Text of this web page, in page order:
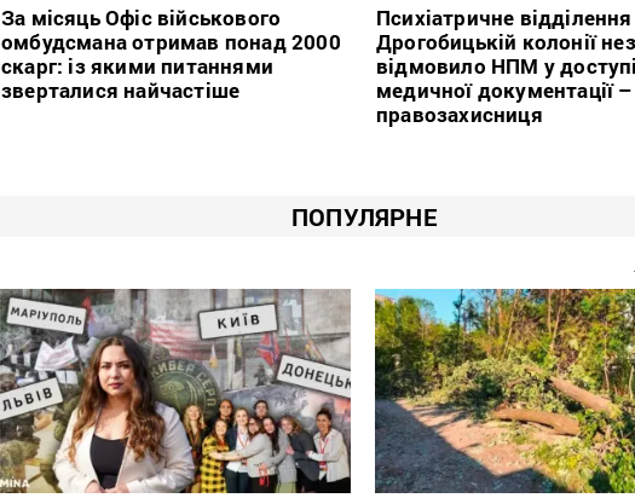
За місяць Офіс військового
омбудсмана отримав понад 2000
скарг: із якими питаннями
зверталися найчастіше
Психіатричне
Дрогобицькій колонії
відмовило НПМ у
медичної документації –
правозахисниця
ПОПУЛЯРНЕ